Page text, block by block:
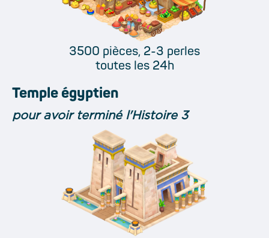
3500 pièces, 2-3 perles
toutes les 24h
Temple égyptien
pour avoir terminé l'Histoire 3